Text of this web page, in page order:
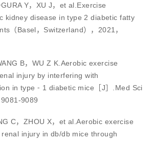
Y，XU J，et al.Exercise
kidney disease in type 2 diabetic fatty
（Basel，Switzerland），2021，
B，WU Z K.Aerobic exercise
injury by interfering with
in type ⁃ 1 diabetic mice［J］.Med Sci
9089
C，ZHOU X，et al.Aerobic exercise
injury in db/db mice through